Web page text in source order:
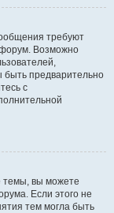
требуют
форум. Возможно
предварительно
с
темы, вы можете
Если этого не
тем могла быть